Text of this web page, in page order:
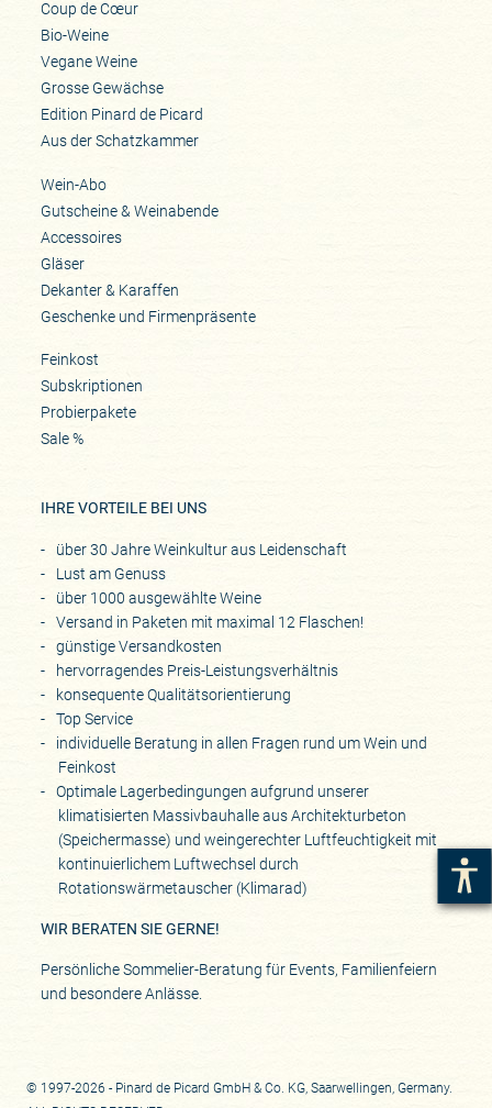
Coup de Cœur
Bio-Weine
Vegane Weine
Grosse Gewächse
Edition Pinard de Picard
Aus der Schatzkammer
Wein-Abo
Gutscheine & Weinabende
Accessoires
Gläser
Dekanter & Karaffen
Geschenke und Firmenpräsente
Feinkost
Subskriptionen
Probierpakete
Sale %
IHRE VORTEILE BEI UNS
über 30 Jahre Weinkultur aus Leidenschaft
Lust am Genuss
über 1000 ausgewählte Weine
Versand in Paketen mit maximal 12 Flaschen!
günstige Versandkosten
hervorragendes Preis-Leistungsverhältnis
konsequente Qualitätsorientierung
Top Service
individuelle Beratung in allen Fragen rund um Wein und
Feinkost
Optimale Lagerbedingungen aufgrund unserer
klimatisierten Massivbauhalle aus Architekturbeton
(Speichermasse) und weingerechter Luftfeuchtigkeit mit
kontinuierlichem Luftwechsel durch
Rotationswärmetauscher (Klimarad)
WIR BERATEN SIE GERNE!
Persönliche Sommelier-Beratung für Events, Familienfeiern
und besondere Anlässe.
© 1997-2026 - Pinard de Picard GmbH & Co. KG, Saarwellingen, Germany.